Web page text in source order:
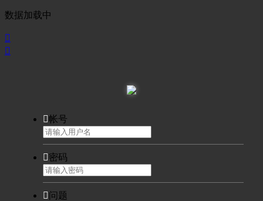
数据加载中


帐号
密码
问题